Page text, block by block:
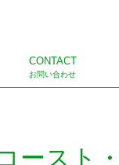
CONTACT
お問い合わせ
ースト